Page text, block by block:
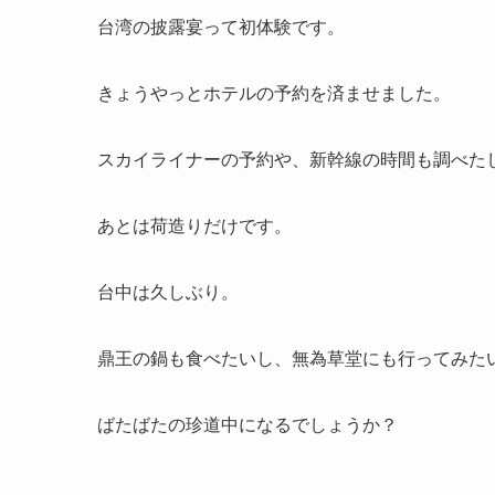
台湾の披露宴って初体験です。
きょうやっとホテルの予約を済ませました。
スカイライナーの予約や、新幹線の時間も調べた
あとは荷造りだけです。
台中は久しぶり。
鼎王の鍋も食べたいし、無為草堂にも行ってみた
ばたばたの珍道中になるでしょうか？